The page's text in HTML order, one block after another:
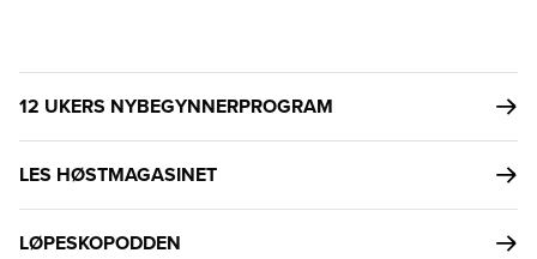
12 UKERS NYBEGYNNERPROGRAM
LES HØSTMAGASINET
LØPESKOPODDEN